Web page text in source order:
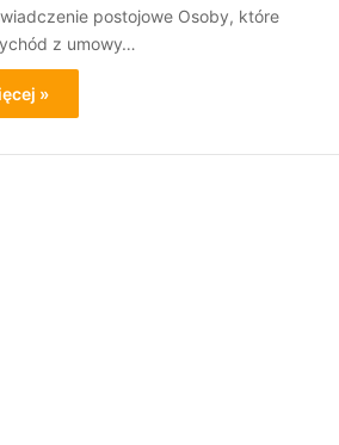
postojowe Osoby, które
z umowy…
»